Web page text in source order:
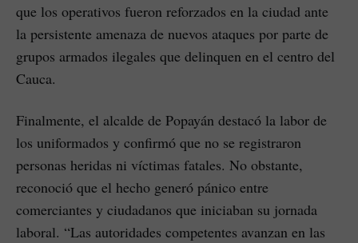
que los operativos fueron reforzados en la ciudad ante
la persistente amenaza de nuevos ataques por parte de
grupos armados ilegales que delinquen en el centro del
Cauca.
Finalmente, el alcalde de Popayán destacó la labor de
los uniformados y confirmó que no se registraron
personas heridas ni víctimas fatales. No obstante,
reconoció que el hecho generó pánico entre
comerciantes y ciudadanos que iniciaban su jornada
laboral. “Las autoridades competentes avanzan en las